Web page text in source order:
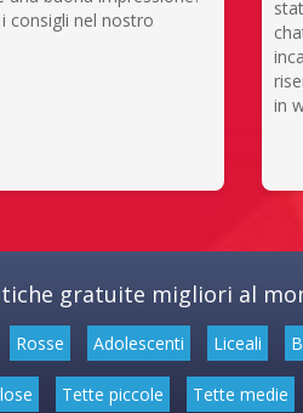
consigli nel nostro
in
gratuite migliori al
Rosse Adolescenti Liceali
Tette piccole Tette medie